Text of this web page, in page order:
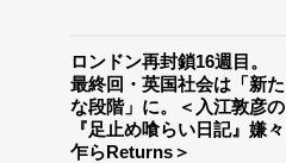
ロンドン再封鎖16週目。
最終回・英国社会は「新た
な段階」に。＜入江敦彦の
『足止め喰らい日記』嫌々
乍らReturns＞